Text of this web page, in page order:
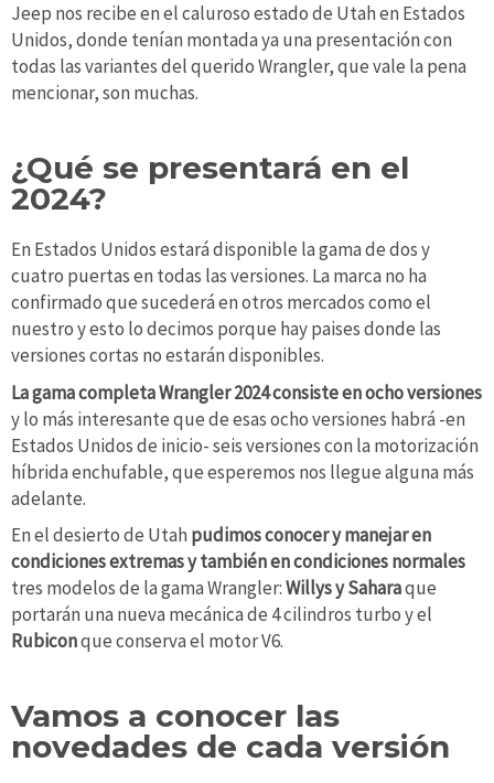
Jeep nos recibe en el caluroso estado de Utah en Estados
Unidos, donde tenían montada ya una presentación con
todas las variantes del querido Wrangler, que vale la pena
mencionar, son muchas.
¿Qué se presentará en el
2024?
En Estados Unidos estará disponible la gama de dos y
cuatro puertas en todas las versiones. La marca no ha
confirmado que sucederá en otros mercados como el
nuestro y esto lo decimos porque hay paises donde las
versiones cortas no estarán disponibles.
La gama completa Wrangler 2024 consiste en ocho versiones
y lo más interesante que de esas ocho versiones habrá -en
Estados Unidos de inicio- seis versiones con la motorización
híbrida enchufable, que esperemos nos llegue alguna más
adelante.
En el desierto de Utah pudimos conocer y manejar en
condiciones extremas y también en condiciones normales
tres modelos de la gama Wrangler:Willys y Saharaque
portarán una nueva mecánica de 4 cilindros turbo y el
Rubiconque conserva el motor V6.
Vamos a conocer las
novedades de cada versión